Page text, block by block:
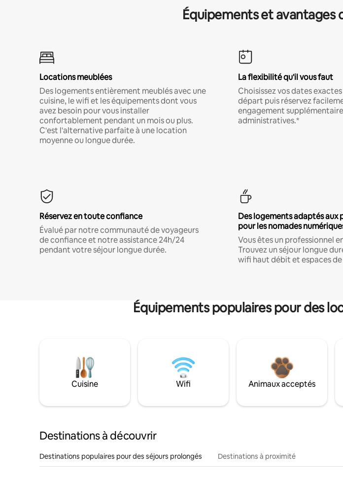
Équipements et avantages
Locations meublées
Des logements entièrement meublés avec une
cuisine, le wifi et les équipements dont vous
avez besoin pour vous installer
confortablement pendant un mois ou plus.
C'est l'alternative parfaite à une location
moyenne ou longue durée.
La flexibilité qu'il vous faut
Choisissez vos dates
départ puis réservez
engagement
administratives.*
Réservez en toute confiance
Évalué par notre communauté de voyageurs
de confiance et notre assistance 24h/24
pendant votre séjour longue durée.
Des logements adaptés aux
pour les nomades
Vous êtes un professionnel
Trouvez un séjour longue
wifi haut débit et espaces
Équipements populaires pour des
Cuisine Wifi Animaux acceptés
Destinations à découvrir
Destinations populaires pour des séjours prolongés Destinations à proximité